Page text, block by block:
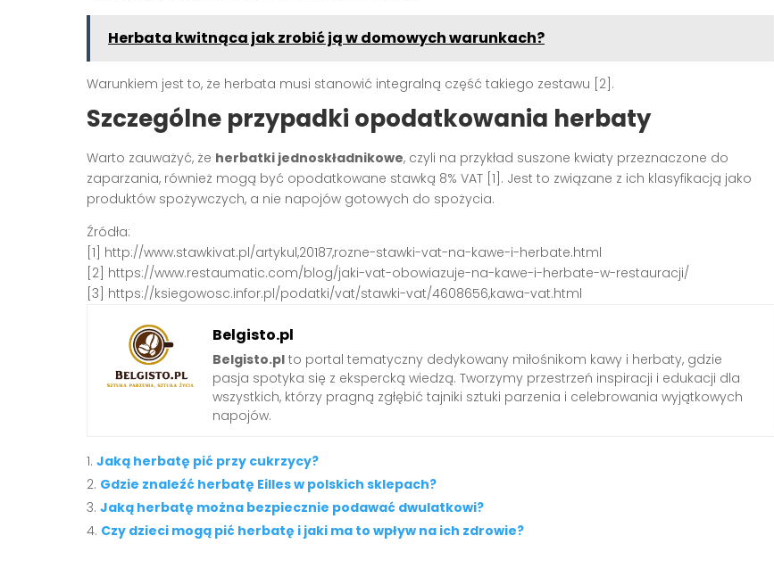
Herbata kwitnąca jak zrobić ją w domowych warunkach?
Warunkiem jest to, że herbata musi stanowić integralną część takiego zestawu [2].
Szczególne przypadki opodatkowania herbaty
Warto zauważyć, że herbatki jednoskładnikowe, czyli na przykład suszone kwiaty przeznaczone do
zaparzania, również mogą być opodatkowane stawką 8% VAT [1]. Jest to związane z ich klasyfikacją jako
produktów spożywczych, a nie napojów gotowych do spożycia.
Źródła:
[1] http://www.stawkivat.pl/artykul,20187,rozne-stawki-vat-na-kawe-i-herbate.html
[2] https://www.restaumatic.com/blog/jaki-vat-obowiazuje-na-kawe-i-herbate-w-restauracji/
[3] https://ksiegowosc.infor.pl/podatki/vat/stawki-vat/4608656,kawa-vat.html
Belgisto.pl
Belgisto.pl to portal tematyczny dedykowany miłośnikom kawy i herbaty, gdzie
pasja spotyka się z ekspercką wiedzą. Tworzymy przestrzeń inspiracji i edukacji dla
wszystkich, którzy pragną zgłębić tajniki sztuki parzenia i celebrowania wyjątkowych
napojów.
Jaką herbatę pić przy cukrzycy?
Gdzie znaleźć herbatę Eilles w polskich sklepach?
Jaką herbatę można bezpiecznie podawać dwulatkowi?
Czy dzieci mogą pić herbatę i jaki ma to wpływ na ich zdrowie?